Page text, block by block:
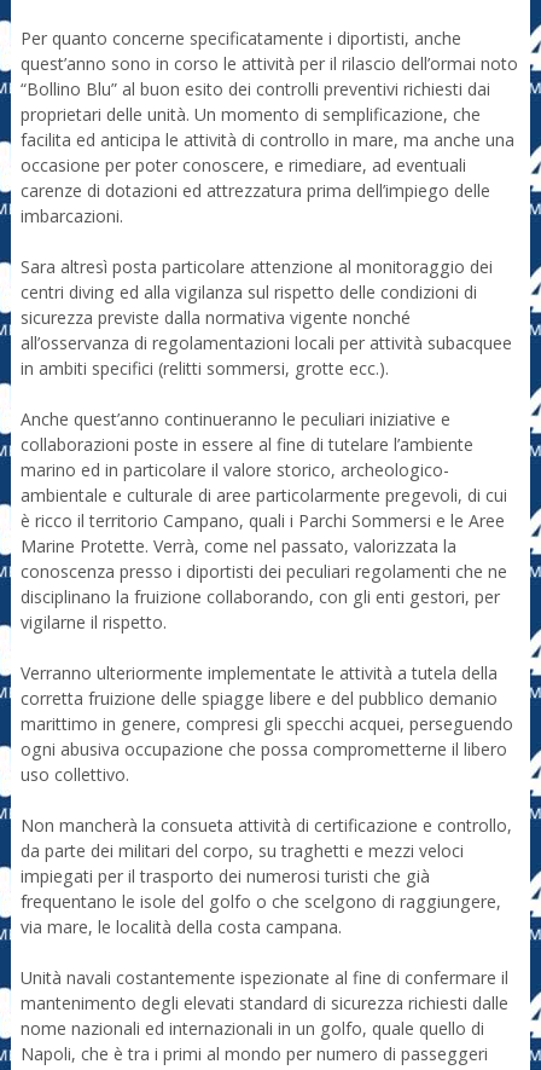
Per quanto concerne specificatamente i diportisti, anche
quest’anno sono in corso le attività per il rilascio dell’ormai noto
“Bollino Blu” al buon esito dei controlli preventivi richiesti dai
proprietari delle unità. Un momento di semplificazione, che
facilita ed anticipa le attività di controllo in mare, ma anche una
occasione per poter conoscere, e rimediare, ad eventuali
carenze di dotazioni ed attrezzatura prima dell’impiego delle
imbarcazioni.
Sara altresì posta particolare attenzione al monitoraggio dei
centri diving ed alla vigilanza sul rispetto delle condizioni di
sicurezza previste dalla normativa vigente nonché
all’osservanza di regolamentazioni locali per attività subacquee
in ambiti specifici (relitti sommersi, grotte ecc.).
Anche quest’anno continueranno le peculiari iniziative e
collaborazioni poste in essere al fine di tutelare l’ambiente
marino ed in particolare il valore storico, archeologico-
ambientale e culturale di aree particolarmente pregevoli, di cui
è ricco il territorio Campano, quali i Parchi Sommersi e le Aree
Marine Protette. Verrà, come nel passato, valorizzata la
conoscenza presso i diportisti dei peculiari regolamenti che ne
disciplinano la fruizione collaborando, con gli enti gestori, per
vigilarne il rispetto.
Verranno ulteriormente implementate le attività a tutela della
corretta fruizione delle spiagge libere e del pubblico demanio
marittimo in genere, compresi gli specchi acquei, perseguendo
ogni abusiva occupazione che possa comprometterne il libero
uso collettivo.
Non mancherà la consueta attività di certificazione e controllo,
da parte dei militari del corpo, su traghetti e mezzi veloci
impiegati per il trasporto dei numerosi turisti che già
frequentano le isole del golfo o che scelgono di raggiungere,
via mare, le località della costa campana.
Unità navali costantemente ispezionate al fine di confermare il
mantenimento degli elevati standard di sicurezza richiesti dalle
nome nazionali ed internazionali in un golfo, quale quello di
Napoli, che è tra i primi al mondo per numero di passeggeri